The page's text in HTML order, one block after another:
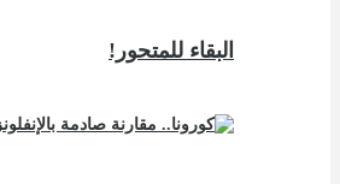
البقاء للمتحور!